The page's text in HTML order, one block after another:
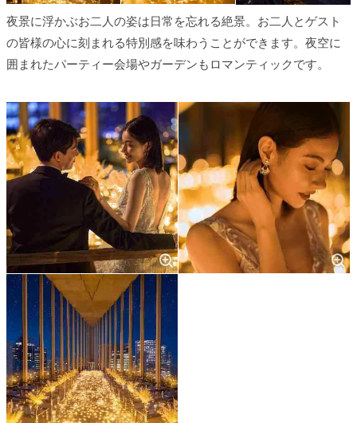
夜景に浮かぶお二人の姿は日常を忘れる絶景。お二人とゲスト
の皆様の心に刻まれる特別感を味わうことができます。夜空に
囲まれたパーティー会場やガーデンもロマンティックです。